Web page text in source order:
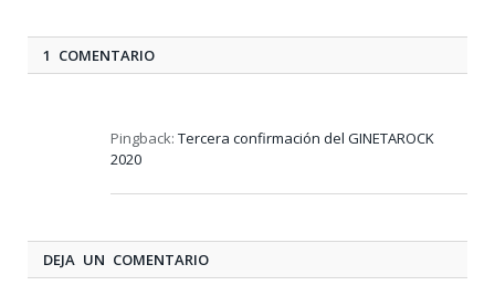
1 COMENTARIO
Pingback: Tercera confirmación del GINETAROCK
2020
DEJA UN COMENTARIO